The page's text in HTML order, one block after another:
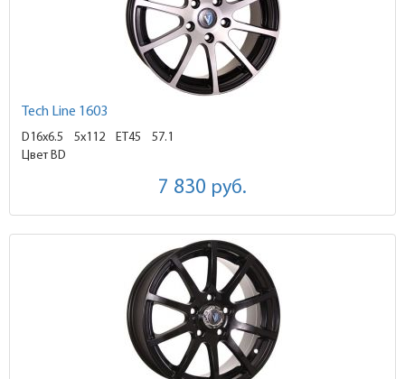
Tech Line 1603
D16x6.5 5x112 ET45
57.1
Цвет BD
7 830 руб.